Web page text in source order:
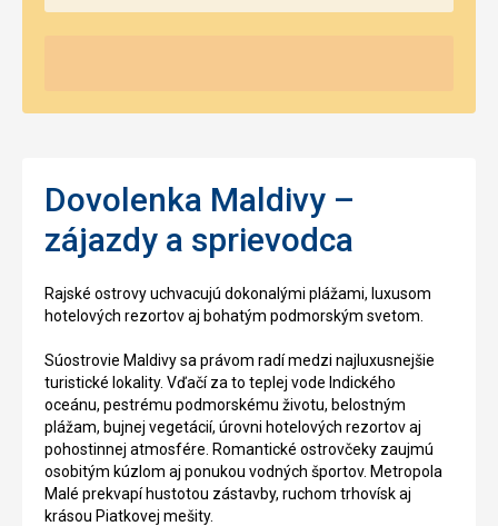
Dovolenka Maldivy –
zájazdy a sprievodca
Rajské ostrovy uchvacujú dokonalými plážami, luxusom
hotelových rezortov aj bohatým podmorským svetom.
Súostrovie Maldivy sa právom radí medzi najluxusnejšie
turistické lokality. Vďačí za to teplej vode Indického
oceánu, pestrému podmorskému životu, belostným
plážam, bujnej vegetácií, úrovni hotelových rezortov aj
pohostinnej atmosfére. Romantické ostrovčeky zaujmú
osobitým kúzlom aj ponukou vodných športov. Metropola
Malé prekvapí hustotou zástavby, ruchom trhovísk aj
krásou Piatkovej mešity.